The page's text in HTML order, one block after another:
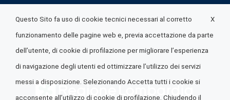
X
Questo Sito fa uso di cookie tecnici necessari al corretto
funzionamento delle pagine web e, previa accettazione da parte
dell’utente, di cookie di profilazione per migliorare l’esperienza
di navigazione degli utenti ed ottimizzare l’utilizzo dei servizi
messi a disposizione. Selezionando Accetta tutti i cookie si
acconsente all’utilizzo di cookie di profilazione. Chiudendo il